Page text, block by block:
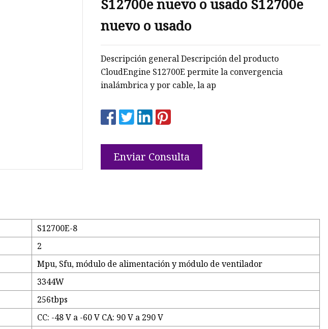
S12700e nuevo o usado S12700e
nuevo o usado
Descripción general Descripción del producto
CloudEngine S12700E permite la convergencia
inalámbrica y por cable, la ap
Enviar Consulta
S12700E-8
2
Mpu, Sfu, módulo de alimentación y módulo de ventilador
3344W
256tbps
CC: -48 V a -60 V CA: 90 V a 290 V